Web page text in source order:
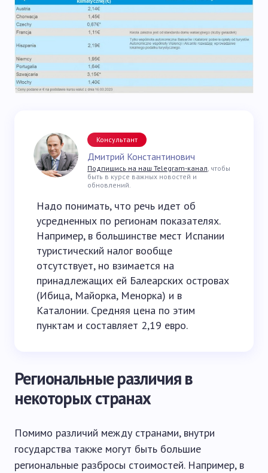
Консультант
Дмитрий Константинович
Подпишись на наш Telegram-канал , чтобы
быть в курсе важных новостей и
обновлений.
Надо понимать, что речь идет об
усредненных по регионам показателях.
Например, в большинстве мест Испании
туристический налог вообще
отсутствует, но взимается на
принадлежащих ей Балеарских островах
(Ибица, Майорка, Менорка) и в
Каталонии. Средняя цена по этим
пунктам и составляет 2,19 евро.
Региональные различия в
некоторых странах
Помимо различий между странами, внутри
государства также могут быть большие
региональные разбросы стоимостей. Например, в